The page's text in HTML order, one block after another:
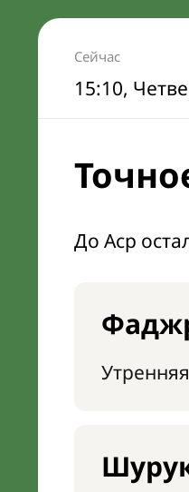
Сейчас
15:10,
До Аср